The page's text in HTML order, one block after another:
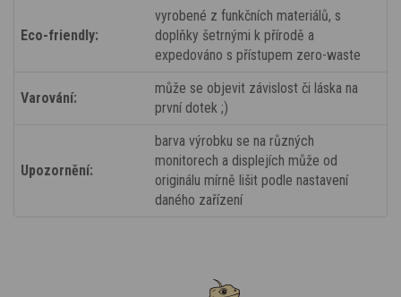
Eco-friendly:
vyrobené z funkčních materiálů, s
doplňky šetrnými k přírodě a
expedováno s přístupem zero-waste
Varování:
může se objevit závislost či láska na
první dotek ;)
Upozornění:
barva výrobku se na různých
monitorech a displejích může od
originálu mírně lišit podle nastavení
daného zařízení